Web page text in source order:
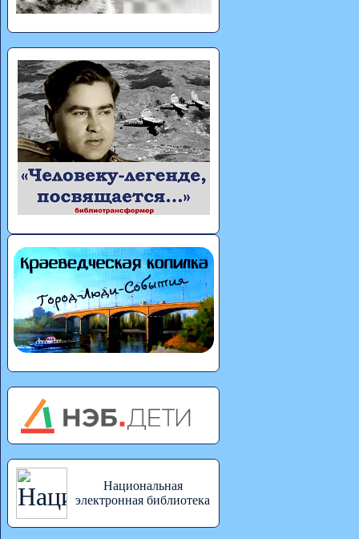
Национальная
электронная библиотека